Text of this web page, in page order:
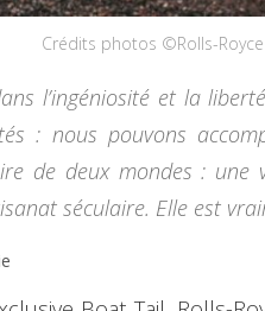
Crédits photos ©Rolls-Royce
l’ingéniosité et la
: nous pouvons
de deux mondes :
séculaire. Elle est